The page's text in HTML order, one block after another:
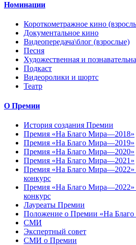
Номинации
Короткометражное кино
Документальное кино
Видеопередача\блог (взрослые)
Песня
Художественная и
Подкаст
Видеоролики и шортс
Театр
О Премии
История создания Премии
Премия «На Благо Мира—2018»
Премия «На Благо Мира—2019»
Премия «На Благо Мира—2020»
Премия «На Благо Мира—2021»
Премия «На Благо Мира—2022»
конкурс
Премия «На Благо Мира—2022»
конкурс
Лауреаты Премии
Положение о Премии «На
СМИ
Экспертный совет
СМИ о Премии